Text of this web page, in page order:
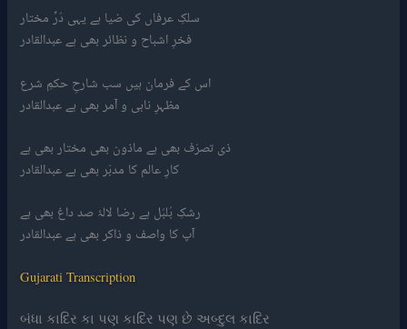
سلکِ عرفاں کی ضیا ہے یہی دُرِّ مختار
فخرِ اشباح و نظائر بھی ہے عبدالقادر
اس کے فرمان ہیں سب شارحِ حکمِ شرع
مظہرِ ناہی و آمر بھی ہے عبدالقادر
ذی تصرّف بھی ہے ماذون بھی مختار بھی ہے
کارِ عالم کا مدبّر بھی ہے عبدالقادر
رشکِ بُلبُل ہے رضا لالۂ صد داغ بھی ہے
آپ کا واصف و ذاکر بھی ہے عبدالقادر
Gujarati Transcription
બંધા કાદિર કા પણ કાદિર પણ છે અબ્દુલ કાદિર